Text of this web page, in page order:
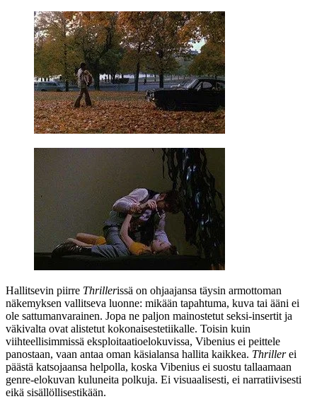
Hallitsevin piirre Thrillerissä on ohjaajansa täysin armottoman
näkemyksen vallitseva luonne: mikään tapahtuma, kuva tai ääni ei
ole sattumanvarainen. Jopa ne paljon mainostetut seksi-insertit ja
väkivalta ovat alistetut kokonaisestetiikalle. Toisin kuin
viihteellisimmissä eksploitaatioelokuvissa, Vibenius ei peittele
panostaan, vaan antaa oman käsialansa hallita kaikkea. Thrillerei
päästä katsojaansa helpolla, koska Vibenius ei suostu tallaamaan
genre-elokuvan kuluneita polkuja. Ei visuaalisesti, ei narratiivisesti
eikä sisällöllisestikään.